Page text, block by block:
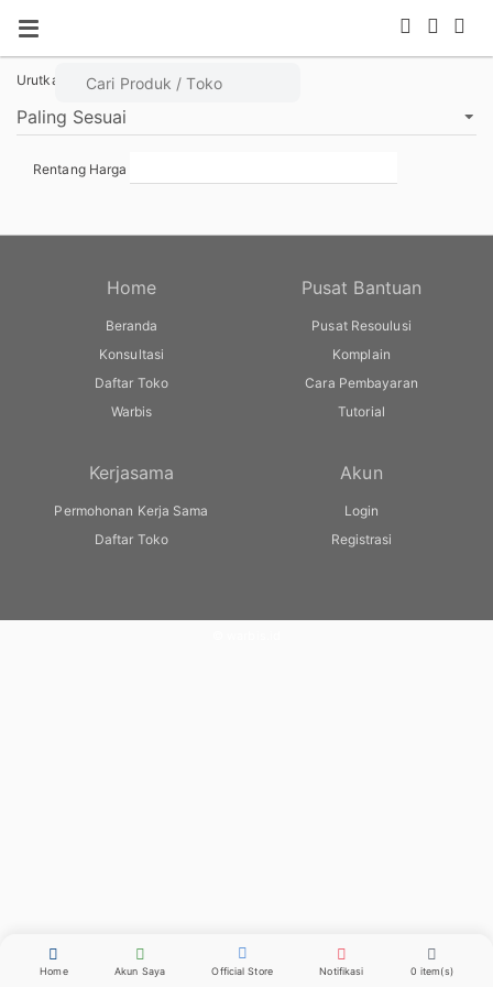
Urutkan Berdasarkan
Rentang Harga
Home
Beranda
Konsultasi
Daftar Toko
Warbis
Pusat Bantuan
Pusat Resoulusi
Komplain
Cara Pembayaran
Tutorial
Kerjasama
Permohonan Kerja Sama
Daftar Toko
Akun
Login
Registrasi
Home Akun Saya Official Store Notifikasi 0 item(s)